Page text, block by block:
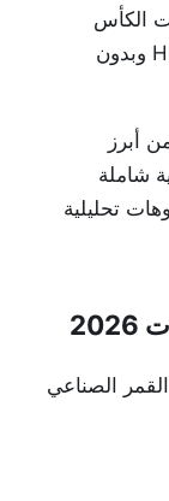
الكأس
القطرية 2026 لمتابعة المباراة بجودة HD وبدون
أبرز
شاملة
تحليلية
الصناعي